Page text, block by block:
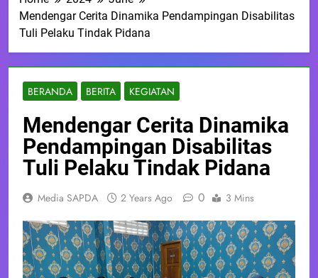
Mendengar Cerita Dinamika Pendampingan Disabilitas
Tuli Pelaku Tindak Pidana
BERANDA BERITA KEGIATAN
Mendengar Cerita Dinamika
Pendampingan Disabilitas
Tuli Pelaku Tindak Pidana
Media SAPDA 2 Years Ago 0 3 Mins